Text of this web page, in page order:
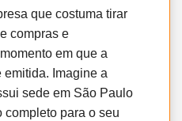
que costuma tirar
compras e
em que a
emitida. Imagine a
sede em São Paulo
completo para o seu